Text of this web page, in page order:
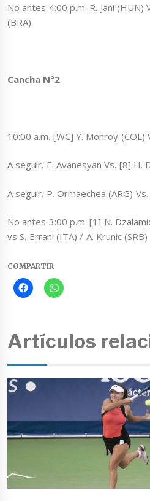
No antes 4:00 p.m. R. Jani (HUN)
(BRA)
Cancha N°2
10:00 a.m. [WC] Y. Monroy (COL)
A seguir. E. Avanesyan Vs. [8] H.
A seguir. P. Ormaechea (ARG)
No antes 3:00 p.m. [1] N.
vs S. Errani (ITA) / A. Krunic (SRB)
COMPARTIR
Artículos